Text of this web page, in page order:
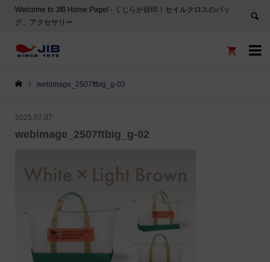
Welcome to JIB Home Page! ‐ くじらが目印！セイルクロスのバッ
グ、アクセサリー


webimage_2507ftbig_g-02
2025.07.07
webimage_2507ftbig_g-02